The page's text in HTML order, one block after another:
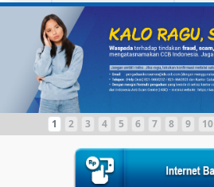
1 2 3 4 5 6 7 8 9 10